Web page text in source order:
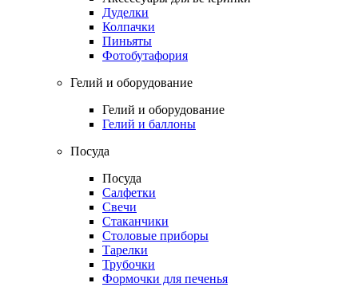
Дуделки
Колпачки
Пиньяты
Фотобутафория
Гелий и оборудование
Гелий и оборудование
Гелий и баллоны
Посуда
Посуда
Салфетки
Свечи
Стаканчики
Столовые приборы
Тарелки
Трубочки
Формочки для печенья